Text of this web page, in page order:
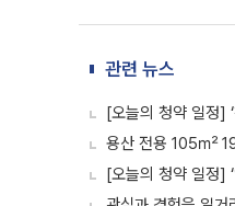
관련 뉴스
[오늘의 청약 일정]
용산 전용 105㎡
[오늘의 청약 일정]